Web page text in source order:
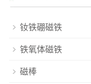
钕铁硼磁铁
铁氧体磁铁
磁棒